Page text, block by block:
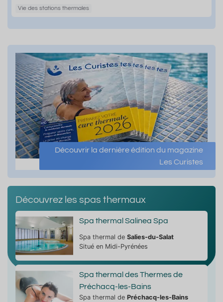
Vie des stations thermales
Découvrir la dernière édition du magazine
Les Curistes
Découvrez les spas thermaux
Spa thermal Salinea Spa
Spa thermal de Salies-du-Salat
Situé en Midi-Pyrénées
Spa thermal des Thermes de
Préchacq-les-Bains
Spa thermal de Préchacq-les-Bains